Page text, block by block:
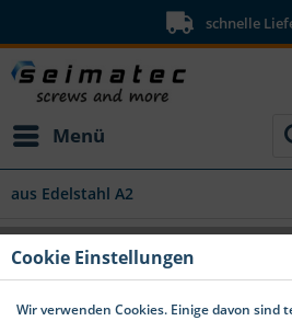
schnelle
Menü
aus Edelstahl A2
Selbstschneidende
Kunststoffe Linsenkopf
Cookie Einstellungen
Wir verwenden Cookies. Einige davon sind